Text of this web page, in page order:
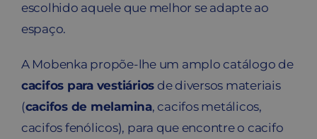
escolhido aquele que melhor se adapte ao
espaço.
A Mobenka propõe-lhe um amplo catálogo de
cacifos para vestiários de diversos materiais
(cacifos de melamina, cacifos metálicos,
cacifos fenólicos), para que encontre o cacifo